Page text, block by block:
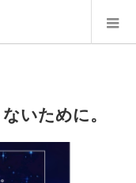
いために。